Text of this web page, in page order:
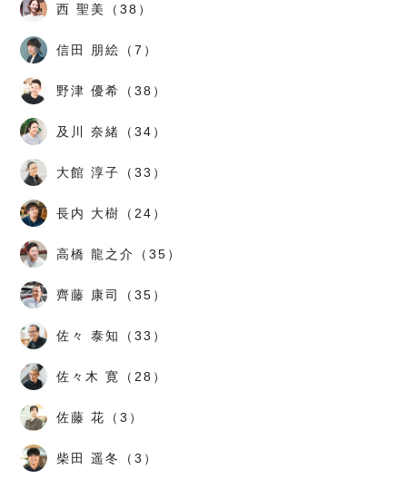
西 聖美（38）
信田 朋絵（7）
野津 優希（38）
及川 奈緒（34）
大館 淳子（33）
長内 大樹（24）
高橋 龍之介（35）
齊藤 康司（35）
佐々 泰知（33）
佐々木 寛（28）
佐藤 花（3）
柴田 遥冬（3）